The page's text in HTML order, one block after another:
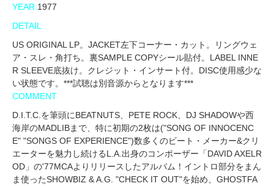
YEAR:1977
DETAIL
US ORIGINAL LP。JACKET左下コーナー・カット。リングウェ
ア・スレ・角打ち。裏SAMPLE COPYシール貼付。LABEL INNE
R SLEEVE底抜け。クレジット・インサート付。DISC使用感少な
い状態です。***試聴は別音源からとなります***
COMMENT
D.I.T.C.を筆頭にBEATNUTS、PETE ROCK、DJ SHADOWや西
海岸のMADLIBまで、特に初期の2枚は("SONG OF INNOCENC
E" "SONGS OF EXPERIENCE")数多くのビート・メーカー&クリ
エーターを魅力し続けるL.A.出身のコンポーザー「DAVID AXELR
OD」の'77MCAよりリリースしたアルバム！イントロ部分をまん
ま使ったSHOWBIZ & A.G. "CHECK IT OUT"を始め、GHOSTFA